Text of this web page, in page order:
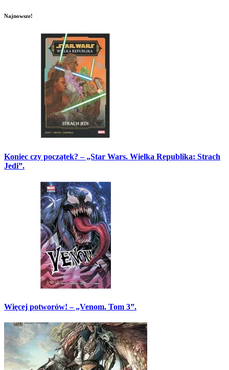
Najnowsze!
Koniec czy początek? – „Star Wars. Wielka Republika: Strach
Jedi”.
Więcej potworów! – „Venom. Tom 3”.